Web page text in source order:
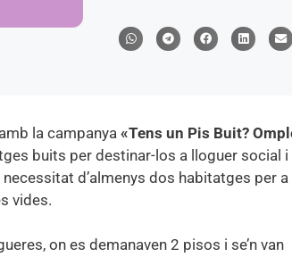
la campanya «Tens un Pis Buit?
buits per destinar-los a lloguer social
d’almenys dos habitatges per a
vides.
on es demanaven 2 pisos i se’n van